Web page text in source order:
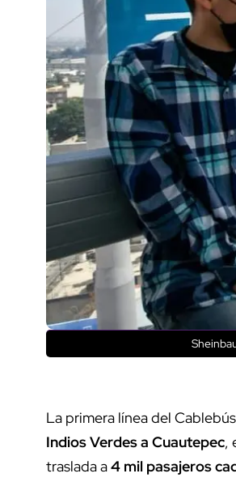
La primera línea del
Indios Verdes a Cuautepec,
traslada a4 mil pasajeros